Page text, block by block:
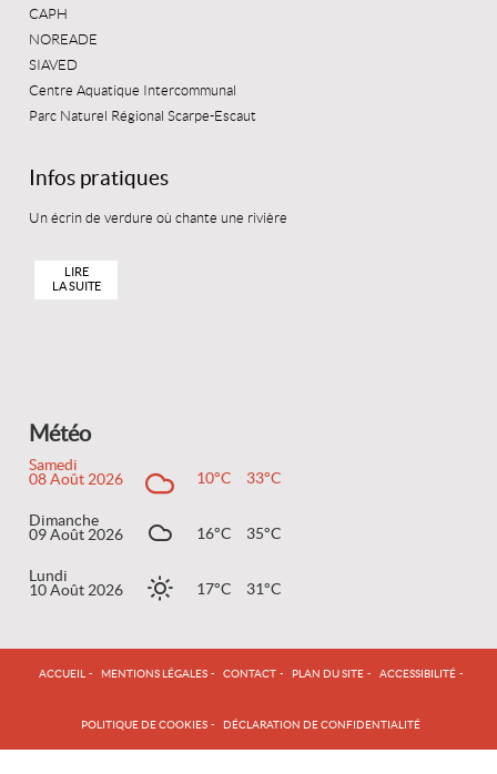
CAPH
NOREADE
SIAVED
Centre Aquatique Intercommunal
Parc Naturel Régional Scarpe-Escaut
Infos pratiques
Un écrin de verdure où chante une rivière
LIRE
LA SUITE
Météo
Samedi
08 Août 2026
10°C 33°C
Dimanche
09 Août 2026
16°C 35°C
Lundi
10 Août 2026
17°C 31°C
ACCUEIL MENTIONS LÉGALES CONTACT PLAN DU SITE ACCESSIBILITÉ
POLITIQUE DE COOKIES DÉCLARATION DE CONFIDENTIALITÉ